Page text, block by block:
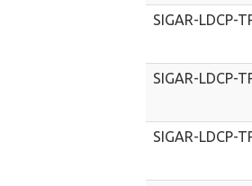
SIGAR-LDCP-
SIGAR-LDCP-
SIGAR-LDCP-